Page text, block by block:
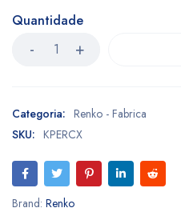
Quantidade
Categoria: Renko - Fabrica
SKU: KPERCX
Brand: Renko